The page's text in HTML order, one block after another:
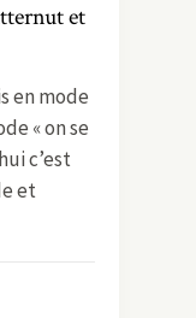
et
en mode
« on se
c’est
et